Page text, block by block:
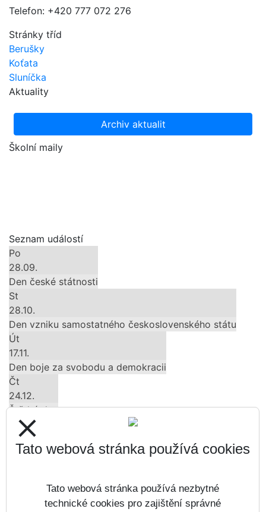
Telefon: +420 777 072 276
Stránky tříd
Berušky
Koťata
Sluníčka
Aktuality
Archiv aktualit
Školní maily
Seznam událostí
Po
28.09.
Den české státnosti
St
28.10.
Den vzniku samostatného československého státu
Út
17.11.
Den boje za svobodu a demokracii
Čt
24.12.
Štědrý den
Pá
25.12.
1. svátek vánoční
V příštích dnech vaříme
close
Tato webová stránka používá cookies
Tato webová stránka používá nezbytné
technické cookies pro zajištění správné